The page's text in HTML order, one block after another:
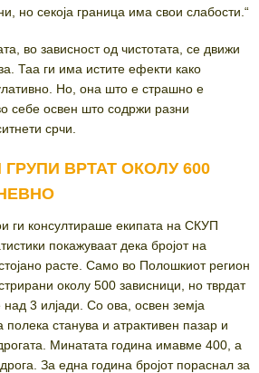
но секоја граница има свои слабости.“
во зависност од чистотата, се движи
Таа ги има истите ефекти како
Но, она што е страшно е
себе освен што содржи разни
срчи.
ВРТАТ ОКОЛУ 600
ги консултираше екипата на СКУП
покажуваат дека бројот на
расте. Само во Полошкиот регион
околу 500 зависници, но тврдат
над 3 илјади. Со ова, освен земја
полека станува и атрактивен пазар и
Минатата година имавме 400, а
За една година бројот пораснал за